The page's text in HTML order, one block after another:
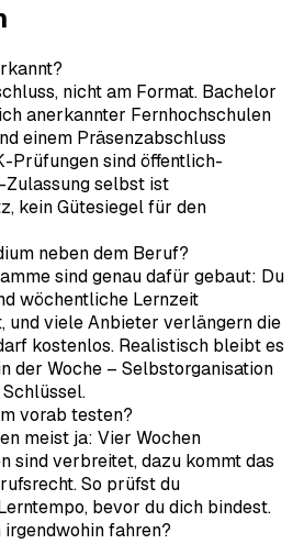
nicht am Format. Bachelor
anerkannter Fernhochschulen
einem Präsenzabschluss
Prüfungen sind öffentlich-
Zulassung selbst ist
kein Gütesiegel für den
neben dem Beruf?
sind genau dafür gebaut: Du
wöchentliche Lernzeit
und viele Anbieter verlängern die
kostenlos. Realistisch bleibt es
der Woche – Selbstorganisation
vorab testen?
meist ja: Vier Wochen
sind verbreitet, dazu kommt das
So prüfst du
bevor du dich bindest.
fahren?